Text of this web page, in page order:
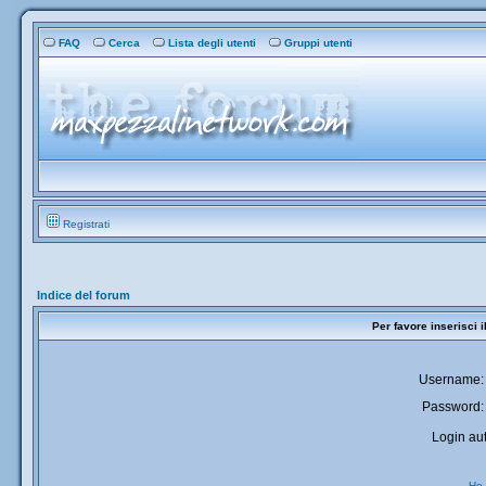
FAQ Cerca Lista degli utenti Gruppi utenti
Registrati
Indice del forum
Per favore inserisci
Username:
Password:
Login